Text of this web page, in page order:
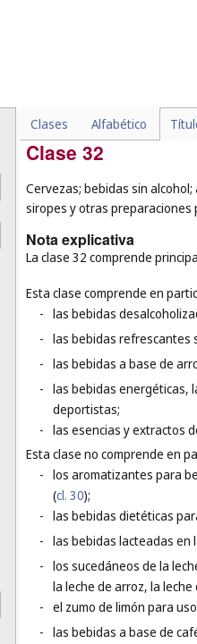
Clases Alfabético
Clase 32
Cervezas; bebidas sin
siropes y otras preparaciones
Nota explicativa
La clase 32 comprende
Esta clase comprende en
- las bebidas
- las bebidas refrescantes
- las bebidas a base de
- las bebidas energéticas,
deportistas;
- las esencias y extractos
Esta clase no comprende en
- los aromatizantes para
(cl. 30);
- las bebidas dietéticas
- las bebidas lacteadas en
- los sucedáneos de la
la leche de arroz, la leche
- el zumo de limón para
- las bebidas a base de